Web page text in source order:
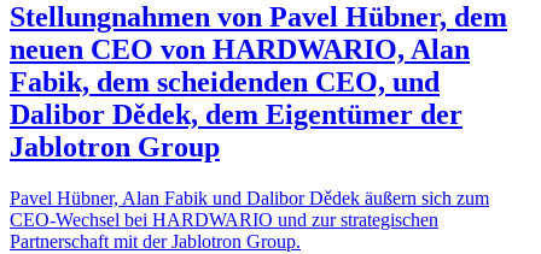
Stellungnahmen von Pavel Hübner, dem
neuen CEO von HARDWARIO, Alan
Fabik, dem scheidenden CEO, und
Dalibor Dědek, dem Eigentümer der
Jablotron Group
Pavel Hübner, Alan Fabik und Dalibor Dědek äußern sich zum
CEO-Wechsel bei HARDWARIO und zur strategischen
Partnerschaft mit der Jablotron Group.